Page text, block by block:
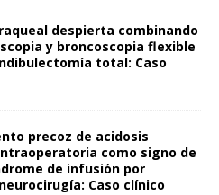
despierta combinando
y broncoscopia flexible
total: Caso
precoz de acidosis
como signo de
de infusión por
Caso clínico